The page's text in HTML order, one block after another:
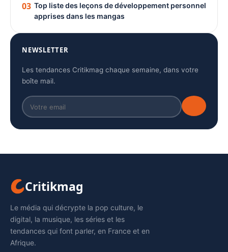
03 Top liste des leçons de développement personnel
apprises dans les mangas
NEWSLETTER
Les tendances Critikmag chaque semaine, dans votre
boîte mail.
Critikmag
Le média qui décrypte la pop culture, le
digital, la musique, les séries et les
tendances qui font parler, en France et en
Afrique.